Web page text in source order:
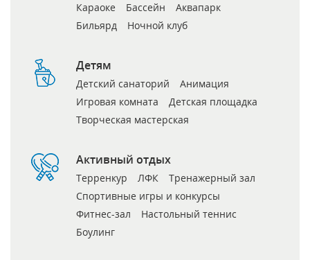
Караоке
Бассейн
Аквапарк
Бильярд
Ночной клуб
Детям
Детский санаторий
Анимация
Игровая комната
Детская площадка
Творческая мастерская
Активный отдых
Терренкур ЛФК
Тренажерный зал
Спортивные игры и конкурсы
Фитнес-зал
Настольный теннис
Боулинг